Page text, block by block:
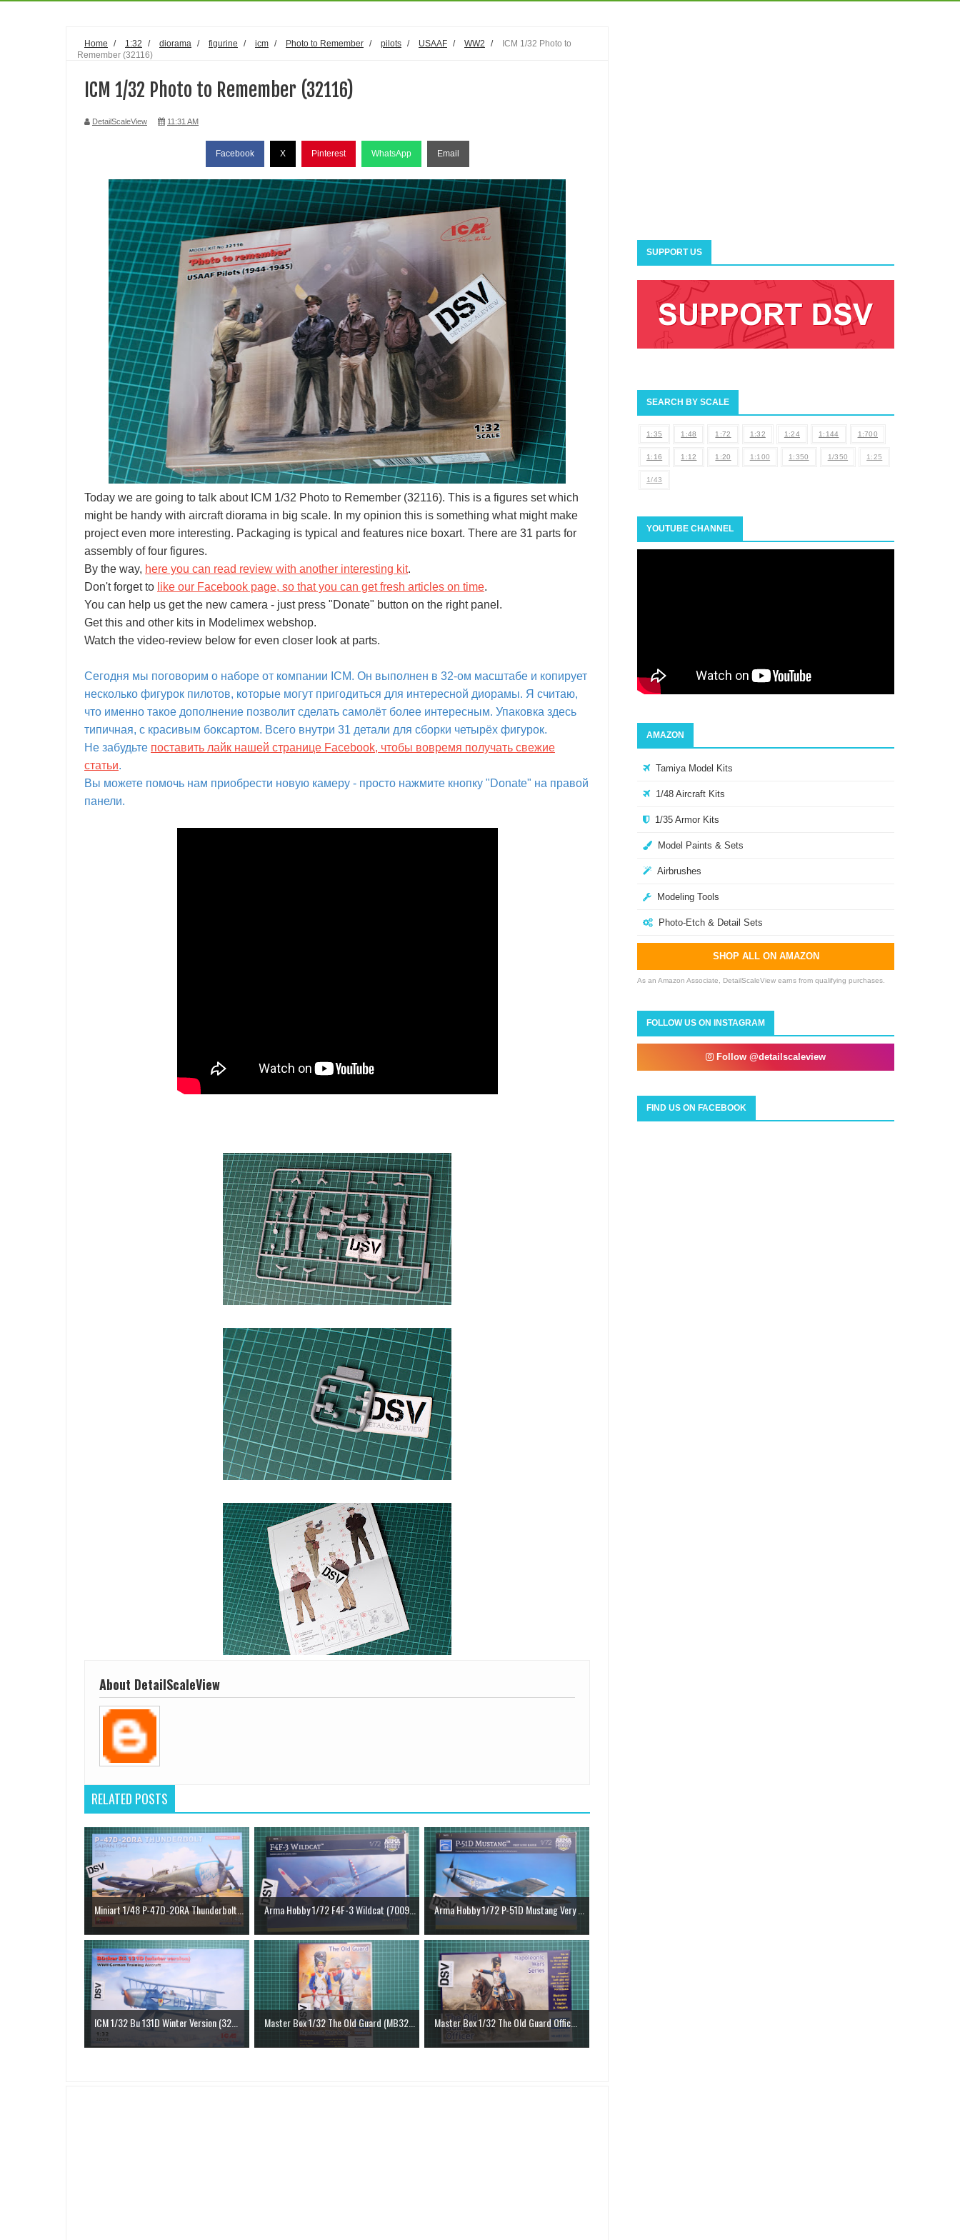
Home / 1:32 / diorama / figurine / icm / Photo to Remember / pilots / USAAF / WW2 /
ICM 1/32 Photo to
Remember (32116)
ICM 1/32 Photo to Remember (32116)
DetailScaleView 11:31 AM
Facebook X Pinterest WhatsApp Email
Today we are going to talk about ICM 1/32 Photo to Remember (32116). This is a figures set which
might be handy with aircraft diorama in big scale. In my opinion this is something what might make
project even more interesting. Packaging is typical and features nice boxart. There are 31 parts for
assembly of four figures.
By the way, here you can read review with another interesting kit.
Don't forget to like our Facebook page, so that you can get fresh articles on time.
You can help us get the new camera - just press "Donate" button on the right panel.
Get this and other kits in Modelimex webshop.
Watch the video-review below for even closer look at parts.
Сегодня мы поговорим о наборе от компании ICM. Он выполнен в 32-ом масштабе и копирует
несколько фигурок пилотов, которые могут пригодиться для интересной диорамы. Я считаю,
что именно такое дополнение позволит сделать самолёт более интересным. Упаковка здесь
типичная, с красивым боксартом. Всего внутри 31 детали для сборки четырёх фигурок.
Не забудьте поставить лайк нашей странице Facebook, чтобы вовремя получать свежие
статьи.
Вы можете помочь нам приобрести новую камеру - просто нажмите кнопку "Donate" на правой
панели.
About DetailScaleView
RELATED POSTS
Miniart 1/48 P-47D-20RA Thunderbolt... Arma Hobby 1/72 F4F-3 Wildcat (7009... Arma Hobby 1/72 P-51D Mustang Very ...
ICM 1/32 Bu 131D Winter Version (32... Master Box 1/32 The Old Guard (MB32... Master Box 1/32 The Old Guard Offic...
SUPPORT US
SEARCH BY SCALE
1:35 1:48 1:72 1:32 1:24 1:144 1:700
1:16 1:12 1:20 1:100 1:350 1/350 1:25
1/43
YOUTUBE CHANNEL
AMAZON
Tamiya Model Kits
1/48 Aircraft Kits
1/35 Armor Kits
Model Paints & Sets
Airbrushes
Modeling Tools
Photo-Etch & Detail Sets
SHOP ALL ON AMAZON
As an Amazon Associate, DetailScaleView earns from qualifying purchases.
FOLLOW US ON INSTAGRAM
Follow @detailscaleview
FIND US ON FACEBOOK